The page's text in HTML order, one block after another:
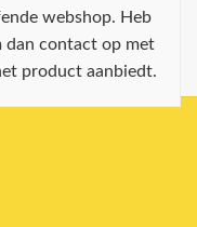
webshop. Heb
dan contact op met
product aanbiedt.